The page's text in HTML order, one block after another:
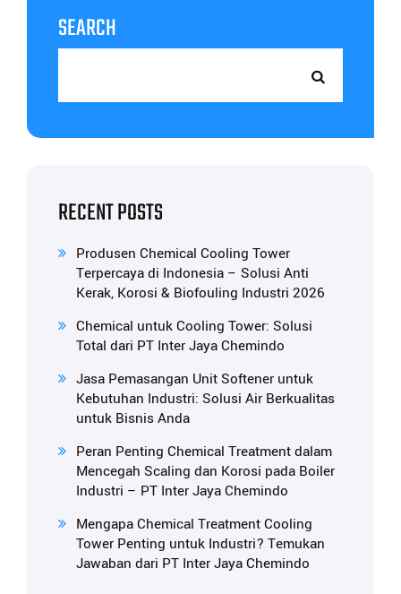
SEARCH
RECENT POSTS
Produsen Chemical Cooling Tower
Terpercaya di Indonesia – Solusi Anti
Kerak, Korosi & Biofouling Industri 2026
Chemical untuk Cooling Tower: Solusi
Total dari PT Inter Jaya Chemindo
Jasa Pemasangan Unit Softener untuk
Kebutuhan Industri: Solusi Air Berkualitas
untuk Bisnis Anda
Peran Penting Chemical Treatment dalam
Mencegah Scaling dan Korosi pada Boiler
Industri – PT Inter Jaya Chemindo
Mengapa Chemical Treatment Cooling
Tower Penting untuk Industri? Temukan
Jawaban dari PT Inter Jaya Chemindo